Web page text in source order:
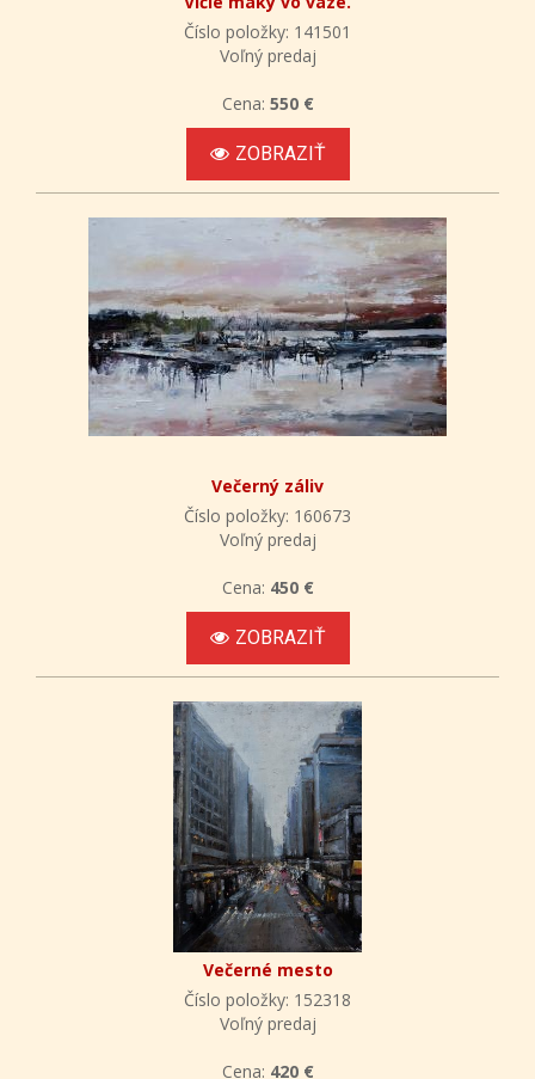
Číslo položky: 141501
Voľný predaj
Cena: 550 €
ZOBRAZIŤ
Večerný záliv
Číslo položky: 160673
Voľný predaj
Cena: 450 €
ZOBRAZIŤ
Večerné mesto
Číslo položky: 152318
Voľný predaj
Cena: 420 €